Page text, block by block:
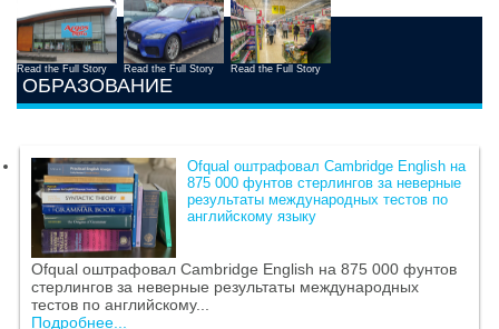
Read the Full Story Read the Full Story Read the Full Story
ОБРАЗОВАНИЕ
Ofqual оштрафовал Cambridge English на
875 000 фунтов стерлингов за неверные
результаты международных тестов по
английскому языку
Ofqual оштрафовал Cambridge English на 875 000 фунтов
стерлингов за неверные результаты международных
тестов по английскому...
Подробнее...